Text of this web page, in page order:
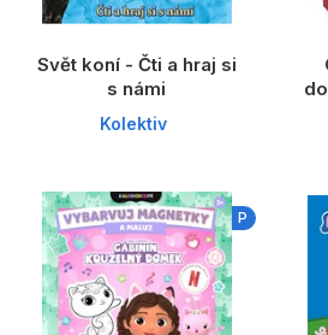
Společnost, politika
Umění a kultura
Výchova a pedagogika
Zdraví a životní styl
Všechny kategorie
Svět koní - Čti a hraj si
s námi
Kolektiv
P